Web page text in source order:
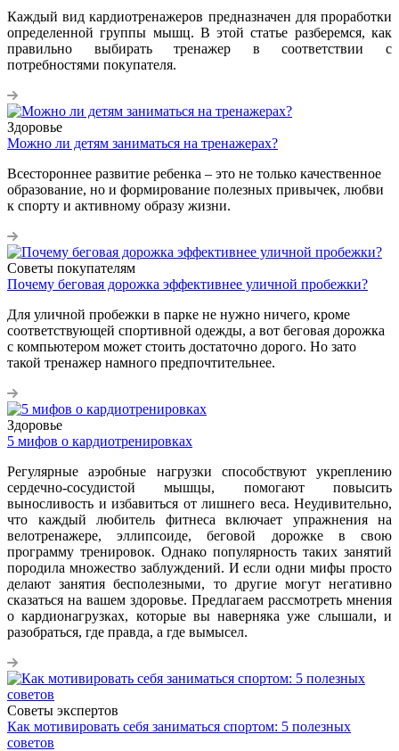
Каждый вид кардиотренажеров предназначен для проработки
определенной группы мышц. В этой статье разберемся, как
правильно выбирать тренажер в соответствии с
потребностями покупателя.
Здоровье
Можно ли детям заниматься на тренажерах?
Всестороннее развитие ребенка – это не только качественное
образование, но и формирование полезных привычек, любви
к спорту и активному образу жизни.
Советы покупателям
Почему беговая дорожка эффективнее уличной пробежки?
Для уличной пробежки в парке не нужно ничего, кроме
соответствующей спортивной одежды, а вот беговая дорожка
с компьютером может стоить достаточно дорого. Но зато
такой тренажер намного предпочтительнее.
Здоровье
5 мифов о кардиотренировках
Регулярные аэробные нагрузки способствуют укреплению
сердечно-сосудистой мышцы, помогают повысить
выносливость и избавиться от лишнего веса. Неудивительно,
что каждый любитель фитнеса включает упражнения на
велотренажере, эллипсоиде, беговой дорожке в свою
программу тренировок. Однако популярность таких занятий
породила множество заблуждений. И если одни мифы просто
делают занятия бесполезными, то другие могут негативно
сказаться на вашем здоровье. Предлагаем рассмотреть мнения
о кардионагрузках, которые вы наверняка уже слышали, и
разобраться, где правда, а где вымысел.
Советы экспертов
Как мотивировать себя заниматься спортом: 5 полезных
советов